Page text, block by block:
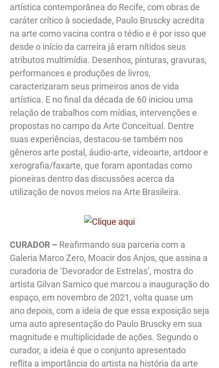
artística contemporânea do Recife, com obras de
caráter crítico à sociedade, Paulo Bruscky acredita
na arte como vacina contra o tédio e é por isso que
desde o início da carreira já eram nítidos seus
atributos multimídia. Desenhos, pinturas, gravuras,
performances e produções de livros,
caracterizaram seus primeiros anos de vida
artística. E no final da década de 60 iniciou uma
relação de trabalhos com mídias, intervenções e
propostas no campo da Arte Conceitual. Dentre
suas experiências, destacou-se também nos
gêneros arte postal, áudio-arte, videoarte, artdoor e
xerografia/faxarte, que foram apontadas como
pioneiras dentro das discussões acerca da
utilização de novos meios na Arte Brasileira.
CURADOR – Reafirmando sua parceria com a
Galeria Marco Zero, Moacir dos Anjos, que assina a
curadoria de ‘Devorador de Estrelas’, mostra do
artista Gilvan Samico que marcou a inauguração do
espaço, em novembro de 2021, volta quase um
ano depois, com a ideia de que essa exposição seja
uma auto apresentação do Paulo Bruscky em sua
magnitude e multiplicidade de ações. Segundo o
curador, a ideia é que o conjunto apresentado
reflita a importância do artista na história da arte